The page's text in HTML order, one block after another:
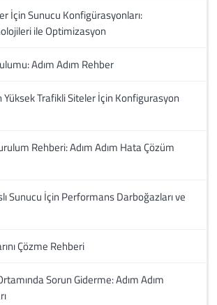
İçin Sunucu Konfigürasyonları:
ile Optimizasyon
Adım Adım Rehber
Trafikli Siteler İçin Konfigurasyon
Rehberi: Adım Adım Hata Çözüm
Sunucu İçin Performans Darboğazları ve
Çözme Rehberi
Sorun Giderme: Adım Adım